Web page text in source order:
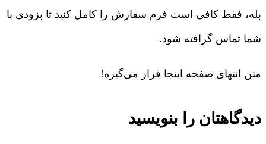
بله، فقط کافی است فرم سفارش را کامل کنید تا بزودی با
شما تماس گرافته شود.
متن انتهای صفحه اینجا قرار می‌گیره!
دیدگاهتان را بنویسید